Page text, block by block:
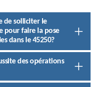
de solliciter le
pour faire la pose
dans le 45250?
des opérations